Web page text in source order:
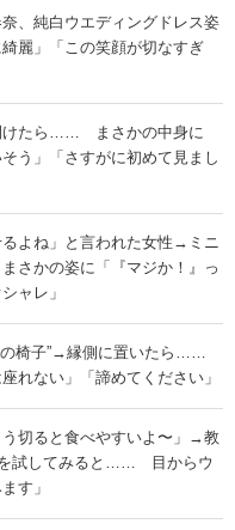
奈、純白ウエディングドレス姿
麗」「この笑顔が切なすぎ
けたら…… まさかの中身に
う」「さすがに初めて見まし
るよね」と言われた女性→ミニ
かの姿に「『マジか！』っ
ャレ」
椅子”→縁側に置いたら……
れない」「諦めてください」
切ると食べやすいよ〜」→教
を試してみると…… 目からウ
す」